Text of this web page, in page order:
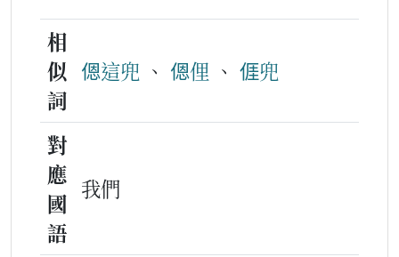
相
似
詞
𫣆這兜 、 𫣆俚 、 𠊎兜
對
應
國
語
我們